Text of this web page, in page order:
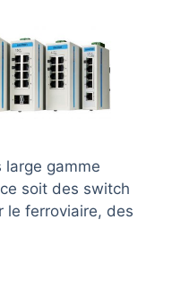
large gamme
soit des switch
le ferroviaire, des